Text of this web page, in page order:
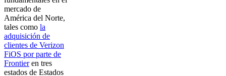
mercado de
América del Norte,
tales como la
adquisición de
clientes de Verizon
FiOS por parte de
Frontieren tres
estados de Estados